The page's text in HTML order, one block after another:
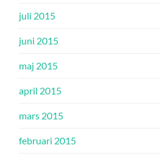
juli 2015
juni 2015
maj 2015
april 2015
mars 2015
februari 2015